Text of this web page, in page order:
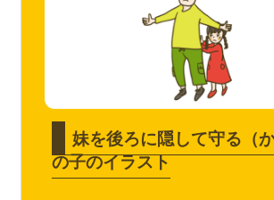
妹を後ろに隠して守る（
の子のイラスト